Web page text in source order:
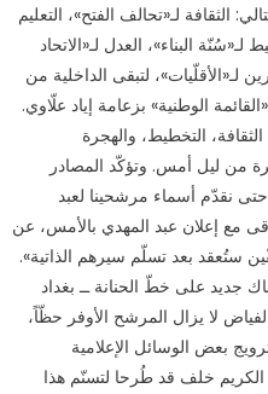
الثقافة لـ«تحالف الفتح»، التعليم
لـ«سُنّة البناء»، العدل لـ«الاتحاد
لـ«الأقلّيات»، لتبقى الداخلية من
الوطنية» بزعامة إياد علّاوي.
التخطيط، والهجرة
من ليل أمس. وتؤكّد المصادر
نقدّم أسماء مرشحينا لعبد
مع إعلان عبد المهدي بالأمس، عن
ستُعقد بعد تسلّم سيرهم الذاتية».
جديد على خطّ الحنانة ــ بغداد
لا يزال المرشح الأوفر حظّاً،
بعض الوسائل الإعلامية
خلف قد طُرحا لتسنّم هذا